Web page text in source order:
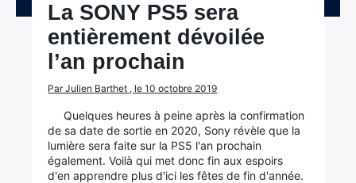
La SONY PS5 sera
entièrement dévoilée
l’an prochain
Par Julien Barthet , le 10 octobre 2019
Quelques heures à peine après la confirmation
de sa date de sortie en 2020, Sony révèle que la
lumière sera faite sur la PS5 l'an prochain
également. Voilà qui met donc fin aux espoirs
d'en apprendre plus d'ici les fêtes de fin d'année.